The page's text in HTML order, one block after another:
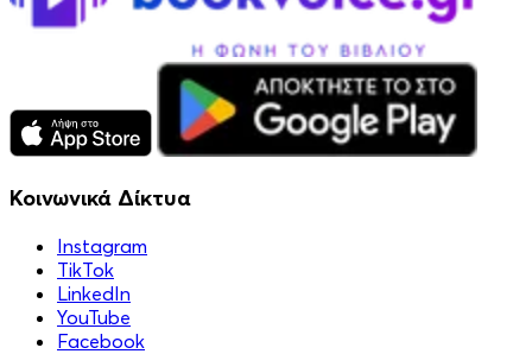
Κοινωνικά Δίκτυα
Instagram
TikTok
LinkedIn
YouTube
Facebook